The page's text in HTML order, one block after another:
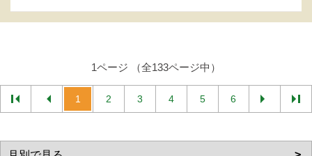
1ページ （全133ページ中）
1 2 3 4 5 6